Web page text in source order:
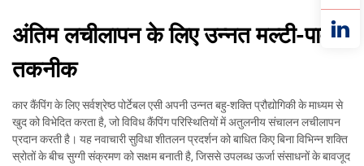
अंतिम लचीलापन के लिए उन्नत मल्टी-पावर
तकनीक
कार कैंपिंग के लिए सर्वश्रेष्ठ पोर्टेबल एसी अपनी उन्नत बहु-शक्ति प्रौद्योगिकी के माध्यम से
खुद को विभेदित करता है, जो विविध कैंपिंग परिस्थितियों में अतुलनीय संचालन लचीलापन
प्रदान करती है। यह नवाचारी सुविधा शीतलन प्रदर्शन को बाधित किए बिना विभिन्न शक्ति
स्रोतों के बीच सुग्गी संक्रमण को सक्षम बनाती है, जिससे उपलब्ध ऊर्जा संसाधनों के बावजूद